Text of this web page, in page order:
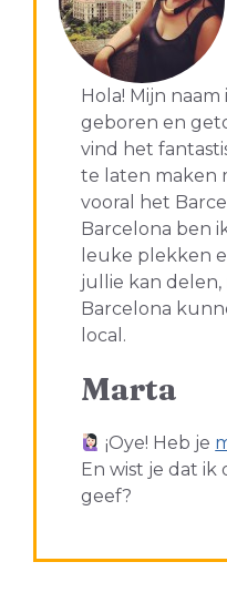
Hola! Mijn
geboren en
vind het
te laten maken
vooral het
Barcelona ben
leuke plekken
jullie kan
Barcelona
local.
Marta
¡Oye! Heb je
En wist je dat ik
geef?